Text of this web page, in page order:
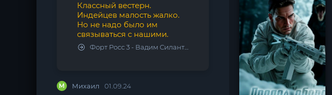
Классный вестерн.
Индейцев малость жалко.
Но не надо было им
связываться с нашими.
Форт Росс 3 - Вадим Силантьев
М Михаил 01.09.24